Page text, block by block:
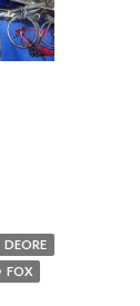
DEORE
FOX